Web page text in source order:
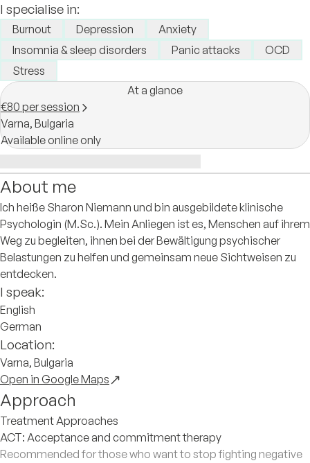
I specialise in:
Burnout Depression
Anxiety
Insomnia & sleep disorders
Panic attacks
OCD
Stress
At a glance
€80 per session
Varna, Bulgaria
Available online only
About me
Ich heiße Sharon Niemann und bin ausgebildete klinische
Psychologin (M.Sc.). Mein Anliegen ist es, Menschen auf ihrem
Weg zu begleiten, ihnen bei der Bewältigung psychischer
Belastungen zu helfen und gemeinsam neue Sichtweisen zu
entdecken.
I speak:
English
German
Location:
Varna, Bulgaria
Open in Google Maps
Approach
Treatment Approaches
ACT: Acceptance and commitment therapy
Recommended for those who want to stop fighting negative